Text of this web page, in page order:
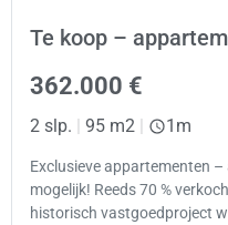
Te koop –
362.000 €
2 slp. | 95 m2 | 1m
Exclusieve appartementen
mogelijk! Reeds 70 %
historisch vastgoedproject